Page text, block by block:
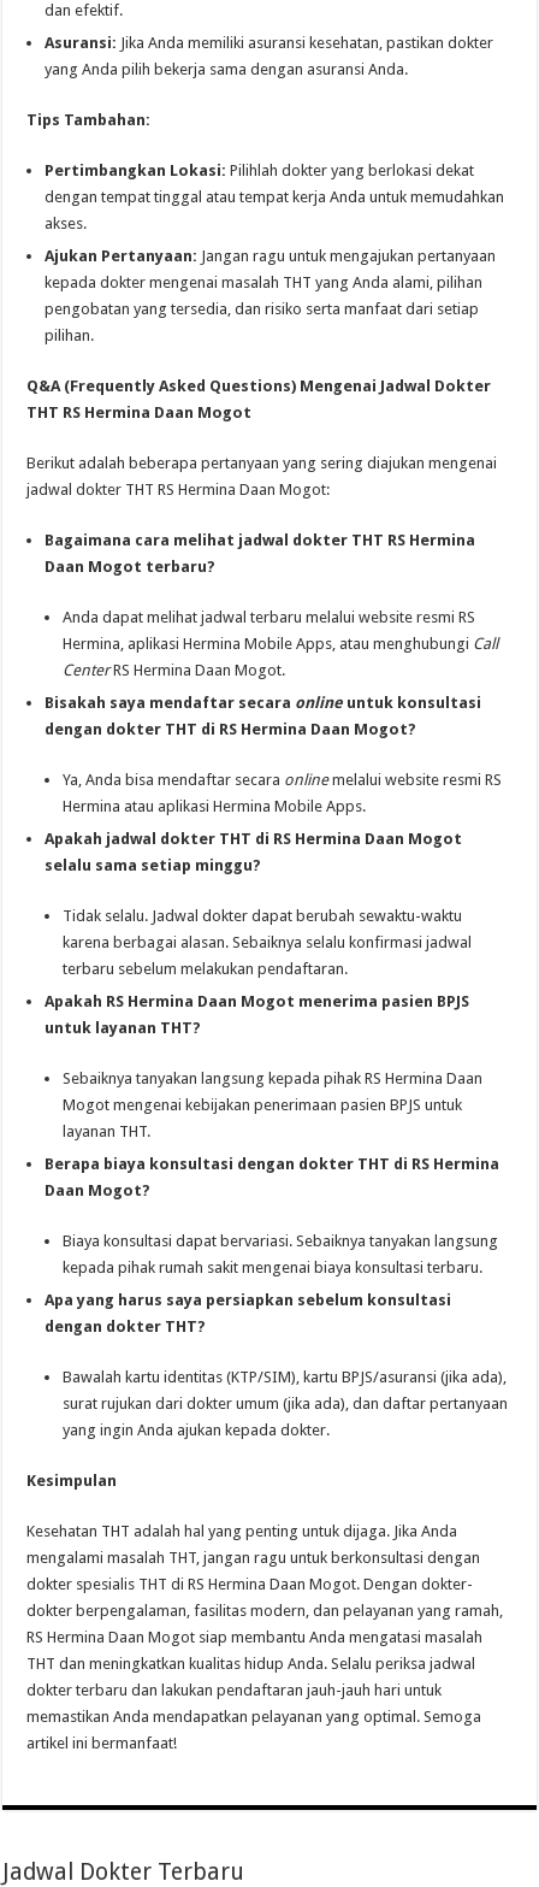
dan efektif.
Asuransi: Jika Anda memiliki asuransi kesehatan, pastikan dokter
yang Anda pilih bekerja sama dengan asuransi Anda.
Tips Tambahan:
Pertimbangkan Lokasi: Pilihlah dokter yang berlokasi dekat
dengan tempat tinggal atau tempat kerja Anda untuk memudahkan
akses.
Ajukan Pertanyaan: Jangan ragu untuk mengajukan pertanyaan
kepada dokter mengenai masalah THT yang Anda alami, pilihan
pengobatan yang tersedia, dan risiko serta manfaat dari setiap
pilihan.
Q&A (Frequently Asked Questions) Mengenai Jadwal Dokter
THT RS Hermina Daan Mogot
Berikut adalah beberapa pertanyaan yang sering diajukan mengenai
jadwal dokter THT RS Hermina Daan Mogot:
Bagaimana cara melihat jadwal dokter THT RS Hermina
Daan Mogot terbaru?
Anda dapat melihat jadwal terbaru melalui website resmi RS
Hermina, aplikasi Hermina Mobile Apps, atau menghubungi Call
CenterRS Hermina Daan Mogot.
Bisakah saya mendaftar secara online untuk konsultasi
dengan dokter THT di RS Hermina Daan Mogot?
Ya, Anda bisa mendaftar secara onlinemelalui website resmi RS
Hermina atau aplikasi Hermina Mobile Apps.
Apakah jadwal dokter THT di RS Hermina Daan Mogot
selalu sama setiap minggu?
Tidak selalu. Jadwal dokter dapat berubah sewaktu-waktu
karena berbagai alasan. Sebaiknya selalu konfirmasi jadwal
terbaru sebelum melakukan pendaftaran.
Apakah RS Hermina Daan Mogot menerima pasien BPJS
untuk layanan THT?
Sebaiknya tanyakan langsung kepada pihak RS Hermina Daan
Mogot mengenai kebijakan penerimaan pasien BPJS untuk
layanan THT.
Berapa biaya konsultasi dengan dokter THT di RS Hermina
Daan Mogot?
Biaya konsultasi dapat bervariasi. Sebaiknya tanyakan langsung
kepada pihak rumah sakit mengenai biaya konsultasi terbaru.
Apa yang harus saya persiapkan sebelum konsultasi
dengan dokter THT?
Bawalah kartu identitas (KTP/SIM), kartu BPJS/asuransi (jika ada),
surat rujukan dari dokter umum (jika ada), dan daftar pertanyaan
yang ingin Anda ajukan kepada dokter.
Kesimpulan
Kesehatan THT adalah hal yang penting untuk dijaga. Jika Anda
mengalami masalah THT, jangan ragu untuk berkonsultasi dengan
dokter spesialis THT di RS Hermina Daan Mogot. Dengan dokter-
dokter berpengalaman, fasilitas modern, dan pelayanan yang ramah,
RS Hermina Daan Mogot siap membantu Anda mengatasi masalah
THT dan meningkatkan kualitas hidup Anda. Selalu periksa jadwal
dokter terbaru dan lakukan pendaftaran jauh-jauh hari untuk
memastikan Anda mendapatkan pelayanan yang optimal. Semoga
artikel ini bermanfaat!
Jadwal Dokter Terbaru